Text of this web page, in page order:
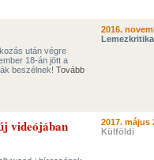
után végre
18-án jött a
beszélnek! Tovább
2016.
Lemezkritika
videójában
2017. május
Külföldi